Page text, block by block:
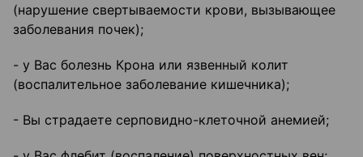
(нарушение свертываемости крови, вызывающее
заболевания почек);
- у Вас болезнь Крона или язвенный колит
(воспалительное заболевание кишечника);
- Вы страдаете серповидно-клеточной анемией;